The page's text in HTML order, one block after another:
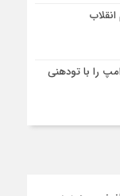
را با تودهنی